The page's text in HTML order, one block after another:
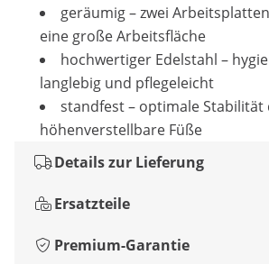
geräumig – zwei
eine große Arbeitsfläche
hochwertiger Edelstahl –
langlebig und pflegeleicht
standfest – optimale Stabilität
höhenverstellbare Füße
Details zur Lieferung
Ersatzteile
Premium-Garantie